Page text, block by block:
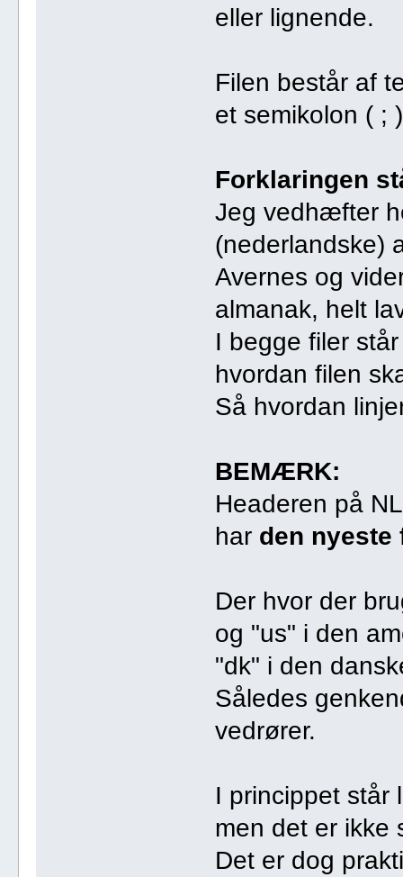
eller lignende.
Filen består af
et semikolon ( ;
Forklaringen
Jeg vedhæfter
(nederlandske)
Avernes og
almanak, helt
I begge filer
hvordan filen
Så hvordan
BEMÆRK:
Headeren på
har den nyeste
Der hvor der
og "us" i den
"dk" i den
Således
vedrører.
I princippet står
men det er ikke
Det er dog